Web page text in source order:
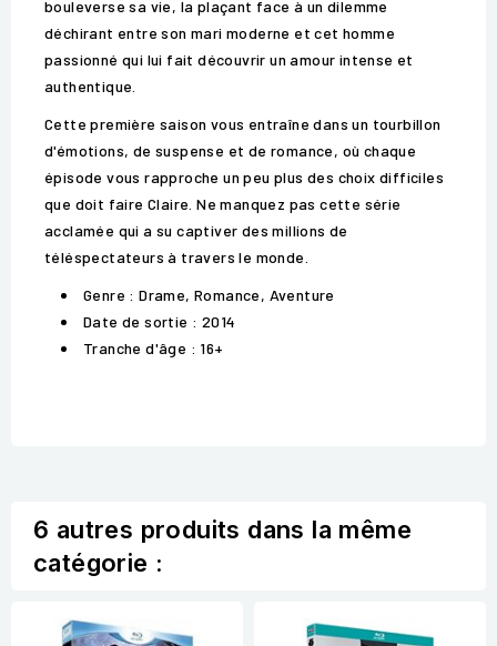
bouleverse sa vie, la plaçant face à un dilemme
déchirant entre son mari moderne et cet homme
passionné qui lui fait découvrir un amour intense et
authentique.
Cette première saison vous entraîne dans un tourbillon
d'émotions, de suspense et de romance, où chaque
épisode vous rapproche un peu plus des choix difficiles
que doit faire Claire. Ne manquez pas cette série
acclamée qui a su captiver des millions de
téléspectateurs à travers le monde.
Genre : Drame, Romance, Aventure
Date de sortie : 2014
Tranche d'âge : 16+
6 autres produits dans la même
catégorie :